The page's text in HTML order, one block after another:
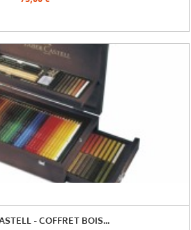
- COFFRET BOIS...